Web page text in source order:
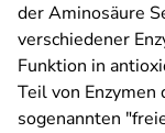
der Aminosäure
verschiedener
Funktion in
Teil von
sogenannten